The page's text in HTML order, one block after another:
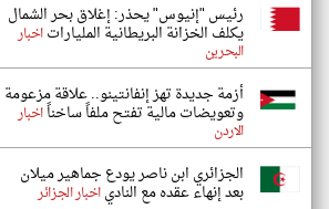
رئيس "إنيوس" يحذر: إغلاق بحر الشمال
يكلف الخزانة البريطانية الملياراتاخبار
البحرين
أزمة جديدة تهز إنفانتينو.. علاقة مزعومة
وتعويضات مالية تفتح ملفاً ساخناًاخبار
الاردن
الجزائري ابن ناصر يودع جماهير ميلان
بعد إنهاء عقده مع النادياخبار الجزائر